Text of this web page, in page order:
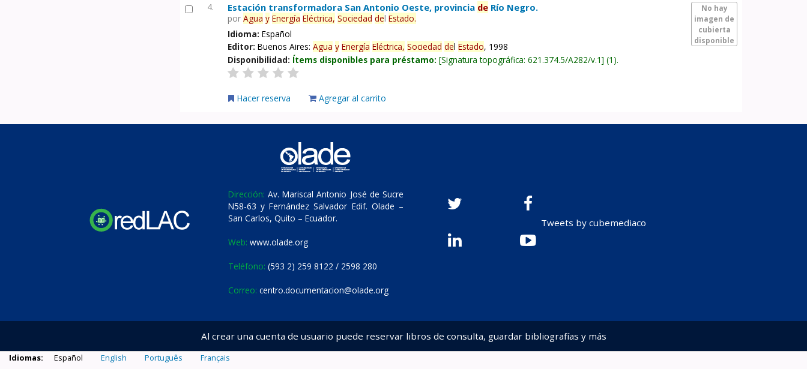
4.
No hay
imagen de
cubierta
disponible
Estación transformadora San Antonio Oeste, provincia de Río Negro.
porAgua y Energía Eléctrica, Sociedad delEstado.
Idioma:Español
Editor:Buenos Aires:Agua y Energía Eléctrica, Sociedad delEstado, 1998
Disponibilidad: Ítems disponibles para préstamo: Signatura topográfica:621.374.5/A282/v.1 (1).
Hacer reserva Agregar al carrito
Dirección: Av. Mariscal Antonio José de Sucre
N58-63 y Fernández Salvador Edif. Olade –
San Carlos, Quito – Ecuador.
Web: www.olade.org
Teléfono: (593 2) 259 8122 / 2598 280
Correo: centro.documentacion@olade.org
Tweets by cubemediaco
Al crear una cuenta de usuario puede reservar libros de consulta, guardar bibliografías y más
Idiomas: Español English Português Français